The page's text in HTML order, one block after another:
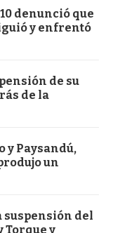
denunció que
y enfrentó
de su
de la
y Paysandú,
un
suspensión del
Torque y